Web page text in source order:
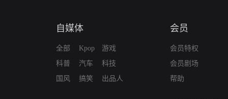
自媒体
全部
科普
国风
Kpop
汽车
搞笑
游戏
科技
出品人
会员
会员特权
会员剧场
帮助